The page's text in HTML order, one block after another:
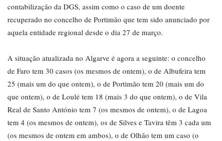
contabilização da DGS, assim como o caso de um doente
recuperado no concelho de Portimão que tem sido anunciado por
aquela entidade regional desde o dia 27 de março.
A situação atualizada no Algarve é agora a seguinte: o concelho
de Faro tem 30 casos (os mesmos de ontem), o de Albufeira tem
25 (mais um do que ontem), o de Portimão tem 20 (mais um do
que ontem), o de Loulé tem 18 (mais 3 do que ontem), o de Vila
Real de Santo António tem 7 (os mesmos de ontem), o de Lagoa
tem 4 (os mesmos de ontem), os de Silves e Tavira têm 3 cada um
(os mesmos de ontem em ambos), o de Olhão tem um caso (o